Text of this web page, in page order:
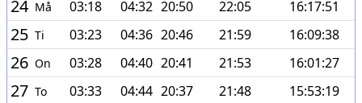
24 Må 03:18 04:32 20:50 22:05 16:17:51
25 Ti 03:23 04:36 20:46 21:59 16:09:38
26 On 03:28 04:40 20:41 21:53 16:01:27
27 To 03:33 04:44 20:37 21:48 15:53:19